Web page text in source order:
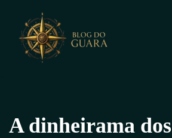
Pular
para
A dinheirama dos